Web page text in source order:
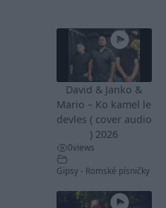
David & Janko &
Mario – Ko kamel le
devles ( cover audio
) 2026
0views
Gipsy - Romské písničky